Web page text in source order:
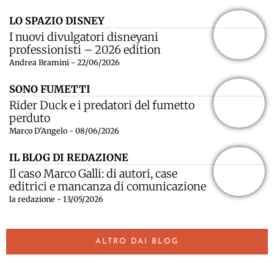
LO SPAZIO DISNEY
I nuovi divulgatori disneyani
professionisti – 2026 edition
Andrea Bramini - 22/06/2026
SONO FUMETTI
Rider Duck e i predatori del fumetto
perduto
Marco D'Angelo - 08/06/2026
IL BLOG DI REDAZIONE
Il caso Marco Galli: di autori, case
editrici e mancanza di comunicazione
la redazione - 13/05/2026
ALTRO DAI BLOG